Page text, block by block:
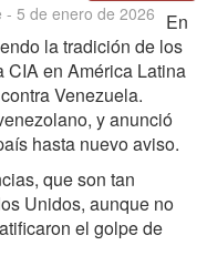
5 de enero de 2026 En
la tradición de los
CIA en América Latina
Venezuela.
y anunció
hasta nuevo aviso.
que son tan
Unidos, aunque no
el golpe de